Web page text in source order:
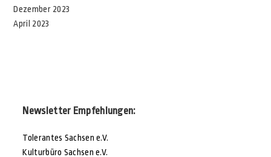
Dezember 2023
April 2023
Newsletter Empfehlungen:
Tolerantes Sachsen e.V.
Kulturbüro Sachsen e.V.